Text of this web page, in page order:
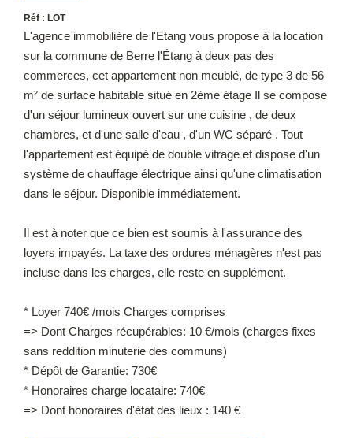
Réf : LOT
L'agence immobilière de l'Etang vous propose à la location
sur la commune de Berre l'Étang à deux pas des
commerces, cet appartement non meublé, de type 3 de 56
m² de surface habitable situé en 2ème étage Il se compose
d'un séjour lumineux ouvert sur une cuisine , de deux
chambres, et d'une salle d'eau , d'un WC séparé . Tout
l'appartement est équipé de double vitrage et dispose d'un
système de chauffage électrique ainsi qu'une climatisation
dans le séjour. Disponible immédiatement.
Il est à noter que ce bien est soumis à l'assurance des
loyers impayés. La taxe des ordures ménagères n'est pas
incluse dans les charges, elle reste en supplément.
* Loyer 740€ /mois Charges comprises
=> Dont Charges récupérables: 10 €/mois (charges fixes
sans reddition minuterie des communs)
* Dépôt de Garantie: 730€
* Honoraires charge locataire: 740€
=> Dont honoraires d'état des lieux : 140 €